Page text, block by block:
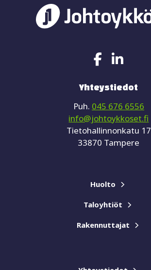
Yhteystiedot
Puh. 045 676 6556
info@johtoykkoset.fi
Tietohallinnonkatu 17
33870 Tampere
Huolto
Taloyhtiöt
Rakennuttajat